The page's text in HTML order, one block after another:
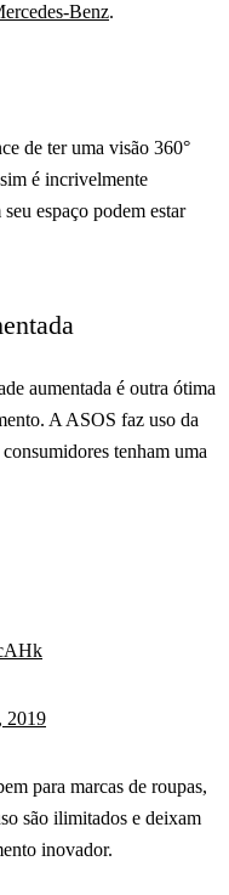
Benz.
de ter uma visão 360°
é incrivelmente
espaço podem estar
aumentada é outra ótima
A ASOS faz uso da
tenham uma
2019
para marcas de roupas,
são ilimitados e deixam
inovador.